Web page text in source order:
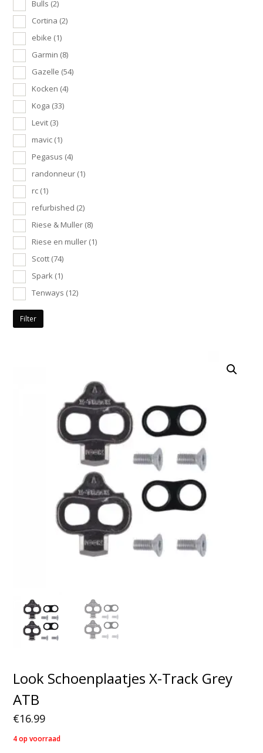
Bulls (2)
Cortina (2)
ebike (1)
Garmin (8)
Gazelle (54)
Kocken (4)
Koga (33)
Levit (3)
mavic (1)
Pegasus (4)
randonneur (1)
rc (1)
refurbished (2)
Riese & Muller (8)
Riese en muller (1)
Scott (74)
Spark (1)
Tenways (12)
Filter
Look Schoenplaatjes X-Track Grey
ATB
€16.99
4 op voorraad